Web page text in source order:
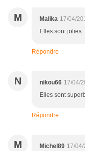
M Malika 17/04/
Elles sont jolies.
Répondre
N nikou66 17/04/
Elles sont
Répondre
M Michel89 17/